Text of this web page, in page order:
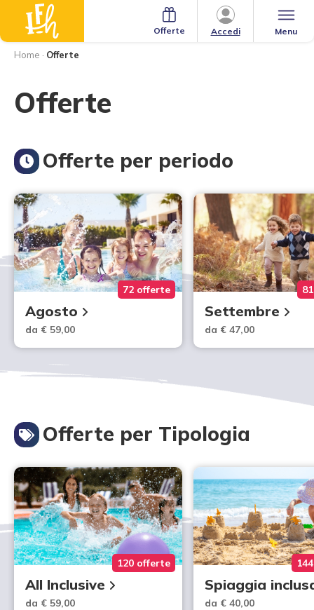
Menu
Accedi
Offerte
Home · Offerte
Offerte
Offerte per periodo
72 offerte
Agosto
da € 59,00
Settembre
da € 47,00
Offerte per Tipologia
120 offerte
All Inclusive
da € 59,00
Spiaggia
da € 40,00